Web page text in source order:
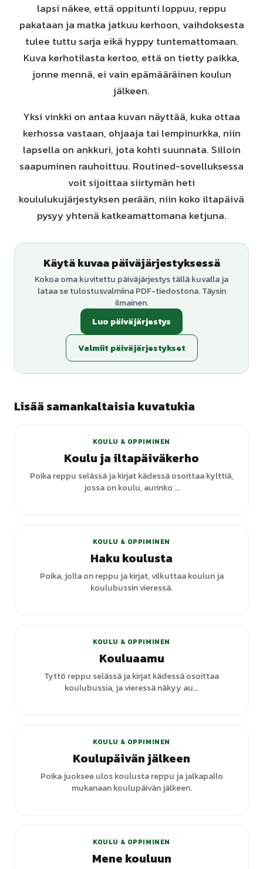
lapsi näkee, että oppitunti loppuu, reppu
pakataan ja matka jatkuu kerhoon, vaihdoksesta
tulee tuttu sarja eikä hyppy tuntemattomaan.
Kuva kerhotilasta kertoo, että on tietty paikka,
jonne mennä, ei vain epämääräinen koulun
jälkeen.
Yksi vinkki on antaa kuvan näyttää, kuka ottaa
kerhossa vastaan, ohjaaja tai lempinurkka, niin
lapsella on ankkuri, jota kohti suunnata. Silloin
saapuminen rauhoittuu. Routined-sovelluksessa
voit sijoittaa siirtymän heti
koululukujärjestyksen perään, niin koko iltapäivä
pysyy yhtenä katkeamattomana ketjuna.
Käytä kuvaa päiväjärjestyksessä
Kokoa oma kuvitettu päiväjärjestys tällä kuvalla ja
lataa se tulostusvalmiina PDF-tiedostona. Täysin
ilmainen.
Luo päiväjärjestys
Valmiit päiväjärjestykset
Lisää samankaltaisia kuvatukia
KOULU & OPPIMINEN
Koulu ja iltapäiväkerho
Poika reppu selässä ja kirjat kädessä osoittaa kylttiä,
jossa on koulu, aurinko ...
KOULU & OPPIMINEN
Haku koulusta
Poika, jolla on reppu ja kirjat, vilkuttaa koulun ja
koulubussin vieressä.
KOULU & OPPIMINEN
Kouluaamu
Tyttö reppu selässä ja kirjat kädessä osoittaa
koulubussia, ja vieressä näkyy au...
KOULU & OPPIMINEN
Koulupäivän jälkeen
Poika juoksee ulos koulusta reppu ja jalkapallo
mukanaan koulupäivän jälkeen.
KOULU & OPPIMINEN
Mene kouluun